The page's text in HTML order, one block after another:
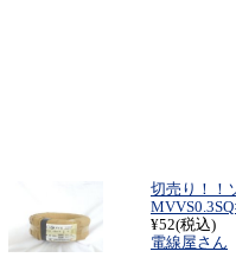
切売り！
¥52(税込)
電線屋さん